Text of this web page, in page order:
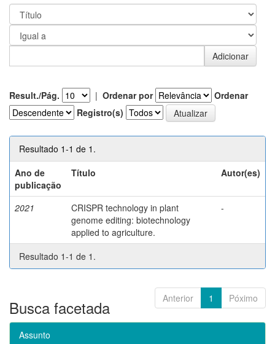
Result./Pág. | Ordenar por
Ordenar
Registro(s)
Resultado 1-1 de 1.
Ano de
publicação
Título Autor(es)
2021
CRISPR technology in plant
genome editing: biotechnology
applied to agriculture.
-
Resultado 1-1 de 1.
Anterior 1 Póximo
Busca facetada
Assunto